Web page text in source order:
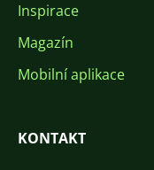
Inspirace
Magazín
Mobilní aplikace
KONTAKT